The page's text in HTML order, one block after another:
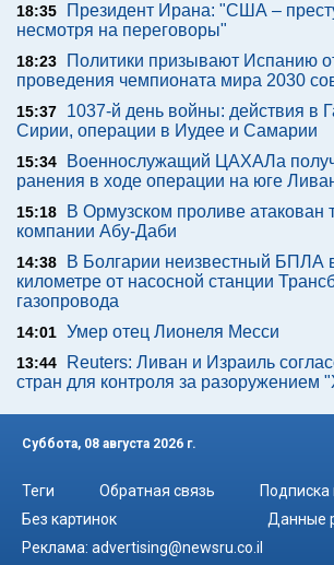
18:35
Президент Ирана: "США –
несмотря на переговоры"
18:23
Политики призывают Испанию
проведения чемпионата мира 2030
15:37
1037-й день войны: действия в
Сирии, операции в Иудее и Самарии
15:34
Военнослужащий ЦАХАЛа
ранения в ходе операции на юге
15:18
В Ормузском проливе атакован
компании Абу-Даби
14:38
В Болгарии неизвестный БПЛА
километре от насосной станции
газопровода
14:01 Умер отец Лионеля Месси
13:44
Reuters: Ливан и Израиль
стран для контроля за разоружением
Суббота, 08 августа 2026 г.
Теги Обратная связь
Подписка
Без картинок
Данные
Реклама: advertising@newsru.co.il